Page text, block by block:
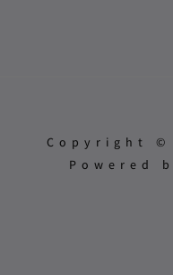
Copyright ©
Powered